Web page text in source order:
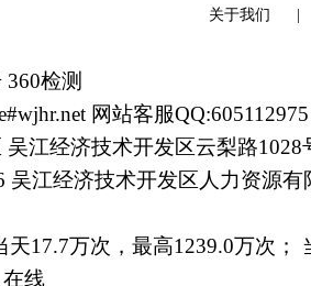
关于我们
360检测
网站客服QQ:605112975
江经济技术开发区云梨路1028
吴江经济技术开发区人力资源有
天17.7万次，最高1239.0万次；
线